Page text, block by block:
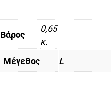
Βάρος
0,65
κ.
Μέγεθος
L